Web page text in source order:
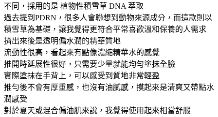
不同，採用的是 植物性積雪草 DNA 萃取
過去提到PDRN，很多人會聯想到動物來源成分，而這款則以
積雪草為基礎，讓我覺得更符合平常喜歡溫和保養的人需求
擠出來後是透明偏水潤的精華質地
流動性很高，看起來有點像濃縮精華水的感覺
推開時延展性很好，只需要少量就能均勻塗抹全臉
實際塗抹在手背上，可以感受到質地非常輕盈
推勻後不會有厚重感，也沒有油膩感，摸起來是清爽又帶點水
潤感受
對於夏天或混合偏油肌來說，我覺得使用起來相當舒服